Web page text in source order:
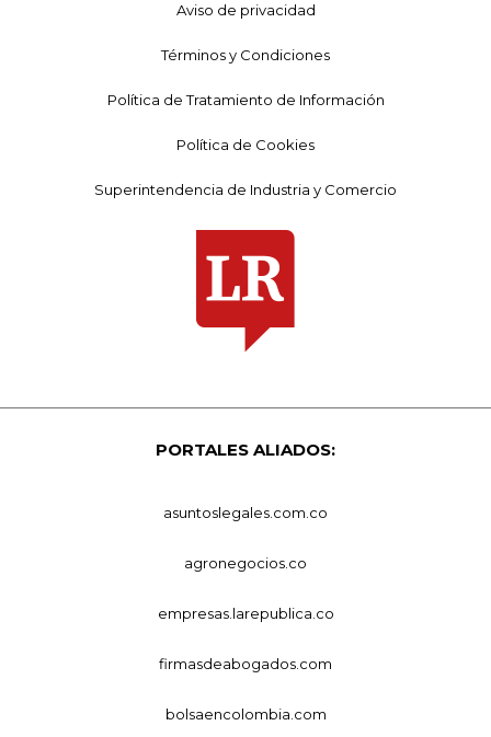
Aviso de privacidad
Términos y Condiciones
Política de Tratamiento de Información
Política de Cookies
Superintendencia de Industria y Comercio
PORTALES ALIADOS:
asuntoslegales.com.co
agronegocios.co
empresas.larepublica.co
firmasdeabogados.com
bolsaencolombia.com